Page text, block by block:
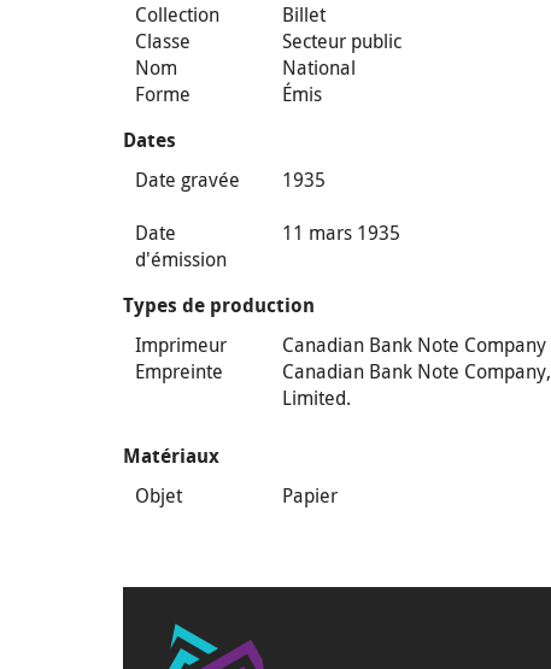
Collection
Billet
Classe
Secteur public
Nom
National
Forme
Émis
Dates
Date gravée
1935
Date
d'émission
11 mars 1935
Types de production
Imprimeur
Canadian Bank Note Company
Empreinte
Canadian Bank Note Company,
Limited.
Matériaux
Objet Papier